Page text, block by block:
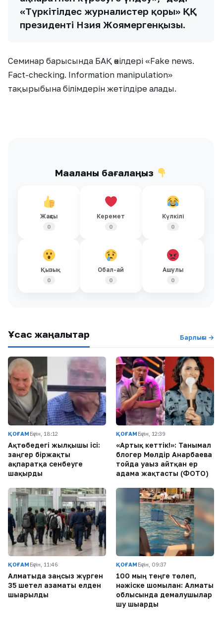
«Түркітілдес журналистер қоры» ҚҚ
президенті Нәзия Жоямергенқызы.
Семинар барысында БАҚ өкілдері «Fake news.
Fact-checking. Information manipulation»
тақырыбына білімдерін жетілдіре алады.
Мақаланы бағалаңыз
Жақсы
0
Керемет
0
Күлкілі
0
Қызық
0
Обал-ай
0
Ашулы
0
Ұқсас жаңалықтар Барлығы →
ҚОҒАМ Бүгін, 18:12
Ақтөбедегі жылқышы ісі:
заңгер біржақты
ақпаратқа сенбеуге
шақырды
ҚОҒАМ Бүгін, 12:39
«Артық кеттік!»: Танымал
блогер Мөлдір Анарбаева
тойда уағыз айтқан ер
адамға жақтасты (ФОТО)
ҚОҒАМ Бүгін, 11:46
Алматыда заңсыз жүрген
35 шетел азаматы елден
шығарылды
ҚОҒАМ Бүгін, 09:37
100 мың теңге төлеп,
нәжіске шомылған: Алматы
облысында демалушылар
шу шығарды